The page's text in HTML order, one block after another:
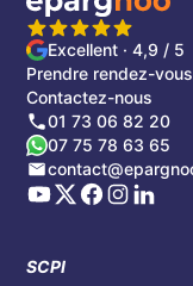
Excellent · 4,9 / 5
Prendre rendez-vous
Contactez-nous
01 73 06 82 20
07 75 78 63 65
SCPI